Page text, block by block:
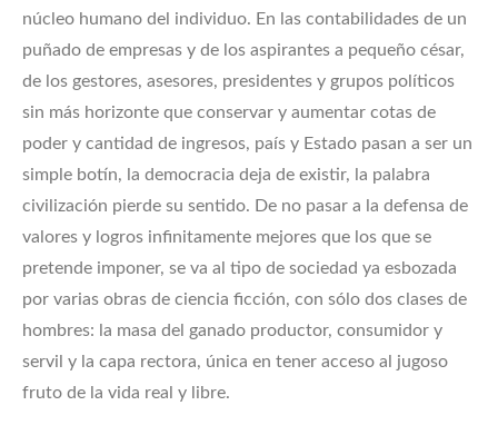
núcleo humano del individuo. En las contabilidades de un
puñado de empresas y de los aspirantes a pequeño césar,
de los gestores, asesores, presidentes y grupos políticos
sin más horizonte que conservar y aumentar cotas de
poder y cantidad de ingresos, país y Estado pasan a ser un
simple botín, la democracia deja de existir, la palabra
civilización pierde su sentido. De no pasar a la defensa de
valores y logros infinitamente mejores que los que se
pretende imponer, se va al tipo de sociedad ya esbozada
por varias obras de ciencia ficción, con sólo dos clases de
hombres: la masa del ganado productor, consumidor y
servil y la capa rectora, única en tener acceso al jugoso
fruto de la vida real y libre.